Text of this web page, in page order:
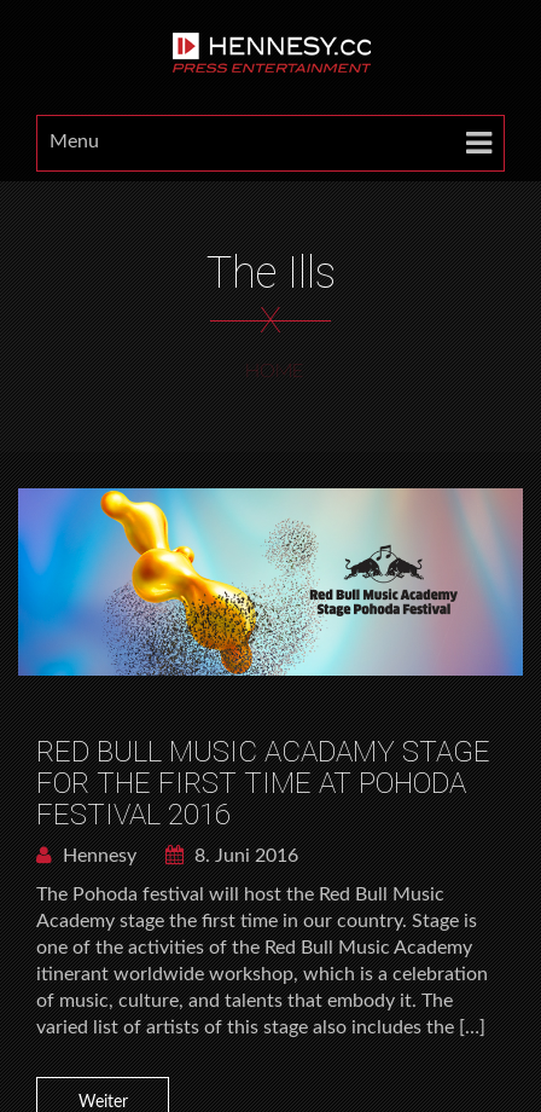
Menu
The Ills
X
HOME
RED BULL MUSIC ACADAMY STAGE
FOR THE FIRST TIME AT POHODA
FESTIVAL 2016
Hennesy
8. Juni 2016
The Pohoda festival will host the Red Bull Music
Academy stage the first time in our country. Stage is
one of the activities of the Red Bull Music Academy
itinerant worldwide workshop, which is a celebration
of music, culture, and talents that embody it. The
varied list of artists of this stage also includes the […]
Weiter